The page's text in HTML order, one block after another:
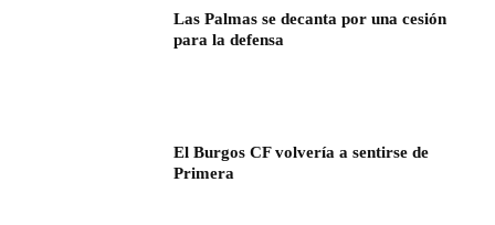
Las Palmas se decanta por una cesión
para la defensa
El Burgos CF volvería a sentirse de
Primera